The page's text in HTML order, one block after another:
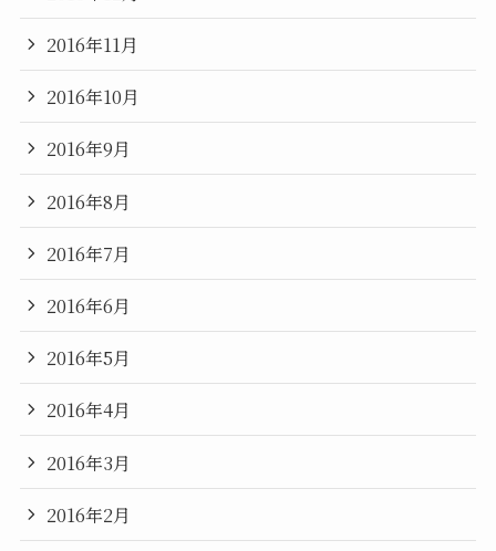
2016年11月
2016年10月
2016年9月
2016年8月
2016年7月
2016年6月
2016年5月
2016年4月
2016年3月
2016年2月